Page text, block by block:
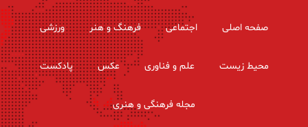
صفحه اصلی اجتماعی فرهنگ و هنر ورزشی
محیط زیست علم و فناوری عکس پادکست
مجله فرهنگی و هنری